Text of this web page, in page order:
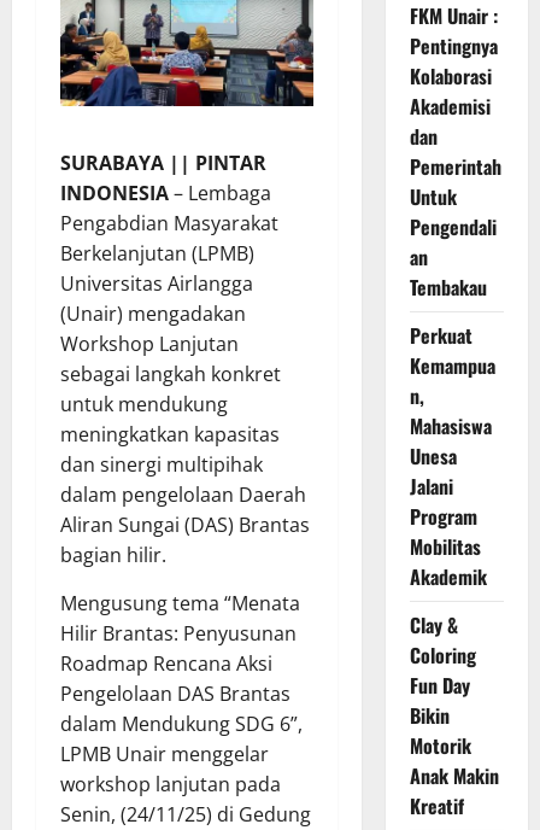
SURABAYA || PINTAR
INDONESIA– Lembaga
Pengabdian Masyarakat
Berkelanjutan (LPMB)
Universitas Airlangga
(Unair) mengadakan
Workshop Lanjutan
sebagai langkah konkret
untuk mendukung
meningkatkan kapasitas
dan sinergi multipihak
dalam pengelolaan Daerah
Aliran Sungai (DAS) Brantas
bagian hilir.
Mengusung tema “Menata
Hilir Brantas: Penyusunan
Roadmap Rencana Aksi
Pengelolaan DAS Brantas
dalam Mendukung SDG 6”,
LPMB Unair menggelar
workshop lanjutan pada
Senin, (24/11/25) di Gedung
FKM Unair :
Pentingnya
Kolaborasi
Akademisi
dan
Pemerintah
Untuk
Pengendali
an
Tembakau
Perkuat
Kemampua
n,
Mahasiswa
Unesa
Jalani
Program
Mobilitas
Akademik
Clay &
Coloring
Fun Day
Bikin
Motorik
Anak Makin
Kreatif